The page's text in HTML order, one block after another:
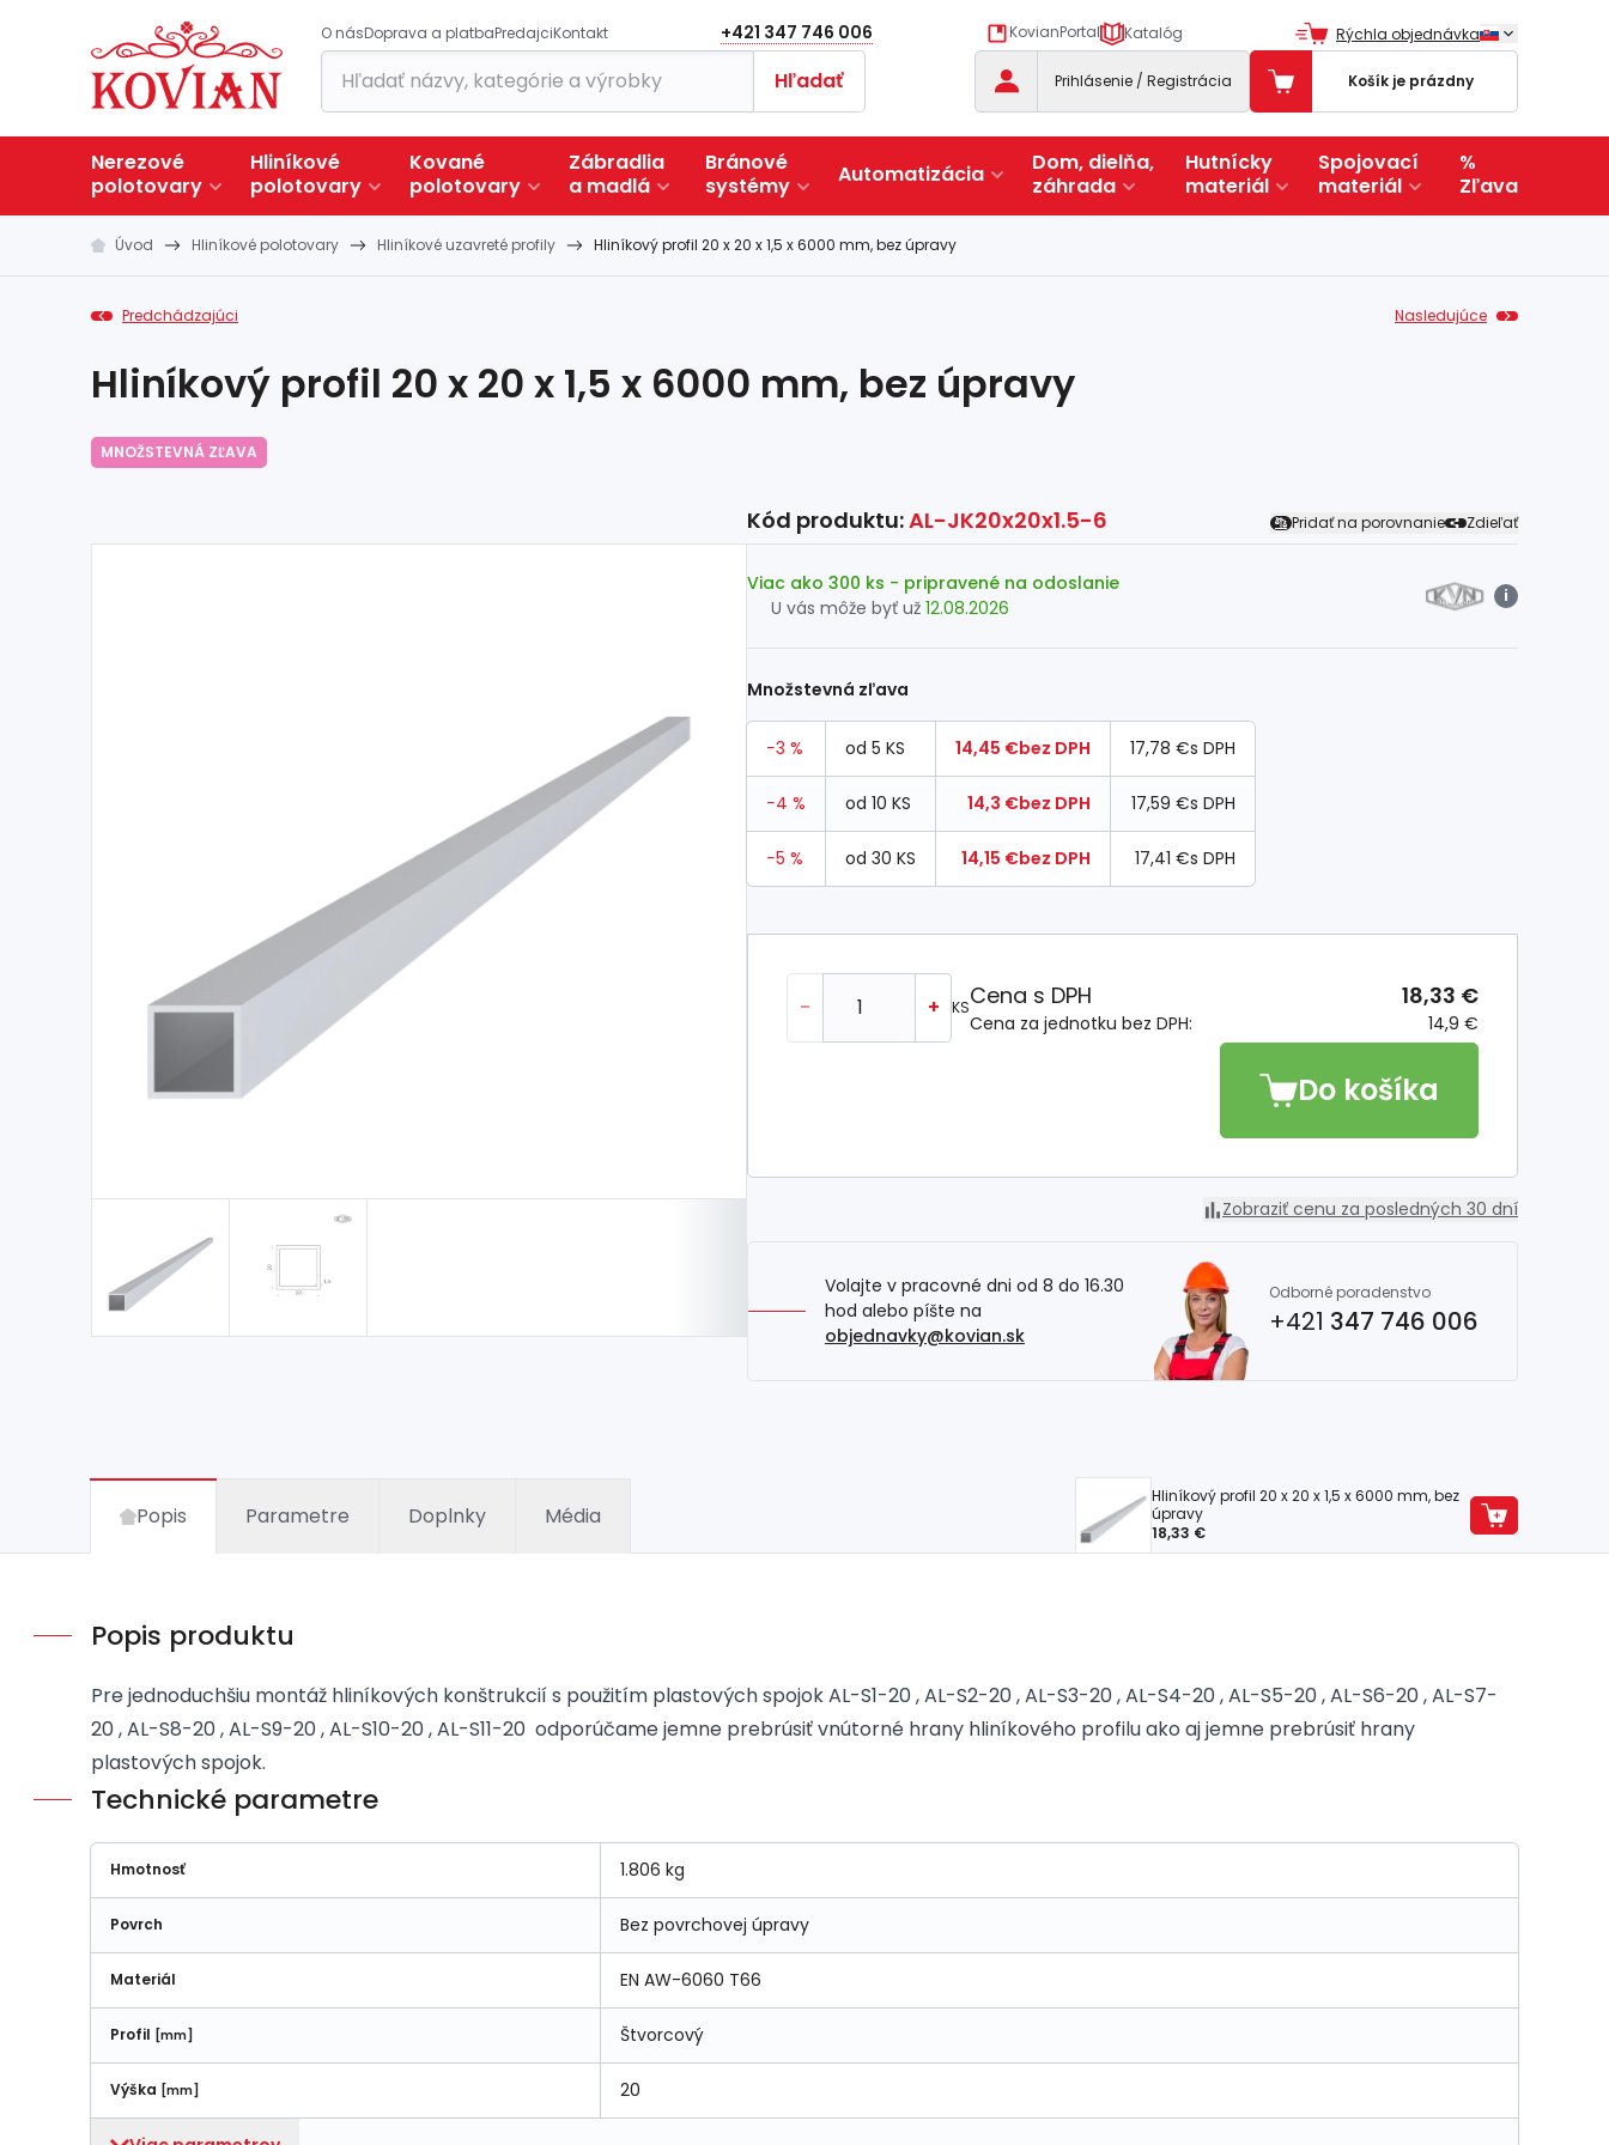
O násDoprava a platbaPredajciKontakt +421 347 746 006 KovianPortal Katalóg Rýchla objednávka
Hľadať Prihlásenie / Registrácia Košík je prázdny
Nerezové
polotovary
Hliníkové
polotovary
Kované
polotovary
Zábradlia
a madlá
Bránové
systémy
Automatizácia
Dom, dielňa,
záhrada
Hutnícky
materiál
Spojovací
materiál
%
Zľava
Úvod Hliníkové polotovary Hliníkové uzavreté profily Hliníkový profil 20 x 20 x 1,5 x 6000 mm, bez úpravy
Predchádzajúci Nasledujúce
Hliníkový profil 20 x 20 x 1,5 x 6000 mm, bez úpravy
MNOŽSTEVNÁ ZĽAVA
Kód produktu:AL-JK20x20x1.5-6 Pridať na porovnanie Zdieľať
Viac ako 300 ks - pripravené na odoslanie
U vás môže byť už 12.08.2026
i
Množstevná zľava
−3 % od 5 KS 14,45 €bez DPH 17,78 €s DPH
−4 % od 10 KS 14,3 €bez DPH 17,59 €s DPH
−5 % od 30 KS 14,15 €bez DPH 17,41 €s DPH
- + KS
Cena za jednotku bez DPH: 14,9 €
Cena s DPH 18,33 €
Do košíka
Zobraziť cenu za posledných 30 dní
Volajte v pracovné dni od 8 do 16.30
hod alebo píšte na
objednavky@kovian.sk
Odborné poradenstvo
+421 347 746 006
Popis Parametre Doplnky Média
Hliníkový profil 20 x 20 x 1,5 x 6000 mm, bez
úpravy
18,33 €
Popis produktu
Pre jednoduchšiu montáž hliníkových konštrukcií s použitím plastových spojok AL-S1-20 , AL-S2-20 , AL-S3-20 , AL-S4-20 , AL-S5-20 , AL-S6-20 , AL-S7-
20 , AL-S8-20 , AL-S9-20 , AL-S10-20 , AL-S11-20 odporúčame jemne prebrúsiť vnútorné hrany hliníkového profilu ako aj jemne prebrúsiť hrany
plastových spojok.
Technické parametre
Hmotnosť 1.806 kg
Povrch Bez povrchovej úpravy
Materiál EN AW-6060 T66
Profil [mm] Štvorcový
Výška [mm] 20